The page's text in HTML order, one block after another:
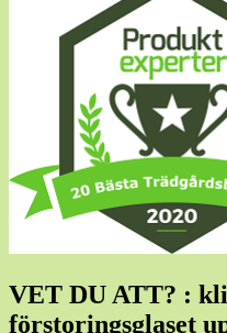
VET DU ATT? :
förstoringsglaset